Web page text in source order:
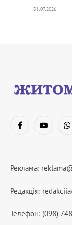
31.07.2026
FacebookYouTube
Реклама:
Редакція:
Телефон: (098)